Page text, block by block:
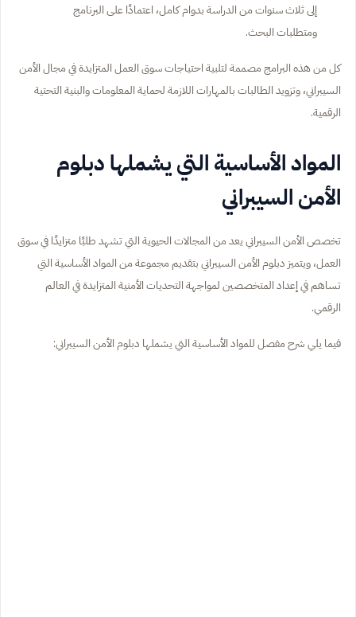
إلى ثلاث سنوات من الدراسة بدوام كامل، اعتمادًا على البرنامج
ومتطلبات البحث.
كل من هذه البرامج مصممة لتلبية احتياجات سوق العمل المتزايدة في مجال الأمن
السيبراني، وتزويد الطالبات بالمهارات اللازمة لحماية المعلومات والبنية التحتية
الرقمية.
المواد الأساسية التي يشملها دبلوم
الأمن السيبراني
تخصص الأمن السيبراني يعد من المجالات الحيوية التي تشهد طلبًا متزايدًا في سوق
العمل، ويتميز دبلوم الأمن السيبراني بتقديم مجموعة من المواد الأساسية التي
تساهم في إعداد المتخصصين لمواجهة التحديات الأمنية المتزايدة في العالم
الرقمي.
فيما يلي شرح مفصل للمواد الأساسية التي يشملها دبلوم الأمن السيبراني: